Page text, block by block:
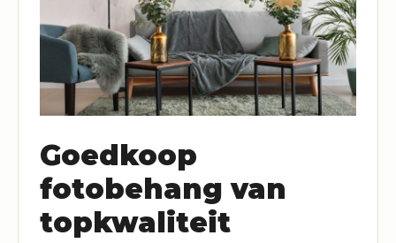
Goedkoop
fotobehang van
topkwaliteit